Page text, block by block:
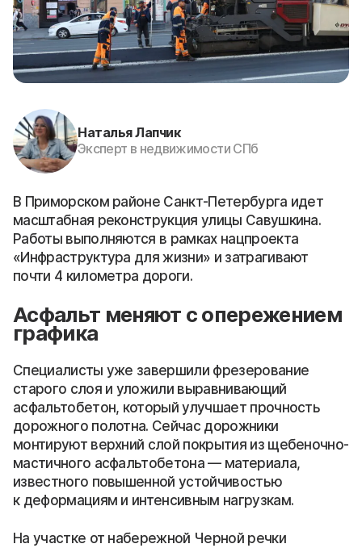
Наталья Лапчик
Эксперт в недвижимости СПб
В Приморском районе Санкт-Петербурга идет
масштабная реконструкция улицы Савушкина.
Работы выполняются в рамках нацпроекта
«Инфраструктура для жизни» и затрагивают
почти 4 километра дороги.
Асфальт меняют с опережением
графика
Специалисты уже завершили фрезерование
старого слоя и уложили выравнивающий
асфальтобетон, который улучшает прочность
дорожного полотна. Сейчас дорожники
монтируют верхний слой покрытия из щебеночно-
мастичного асфальтобетона — материала,
известного повышенной устойчивостью
к деформациям и интенсивным нагрузкам.
На участке от набережной Черной речки